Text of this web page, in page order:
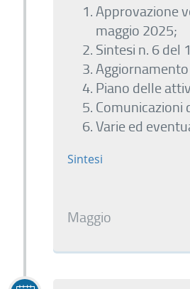
Approvazione
maggio 2025;
Sintesi n. 6 del
Piano delle
Comunicazioni
Varie ed
Sintesi
Maggio